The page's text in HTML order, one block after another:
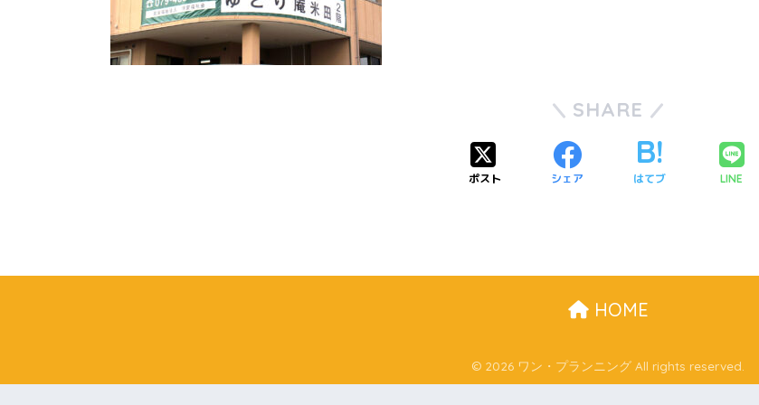
SHARE
ポスト シェア はてブ LINE
HOME
© 2026 ワン・プランニング All rights reserved.